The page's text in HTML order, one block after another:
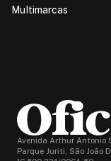
Multimarcas
Avenida Arthur Antonio
Parque Juriti, São João